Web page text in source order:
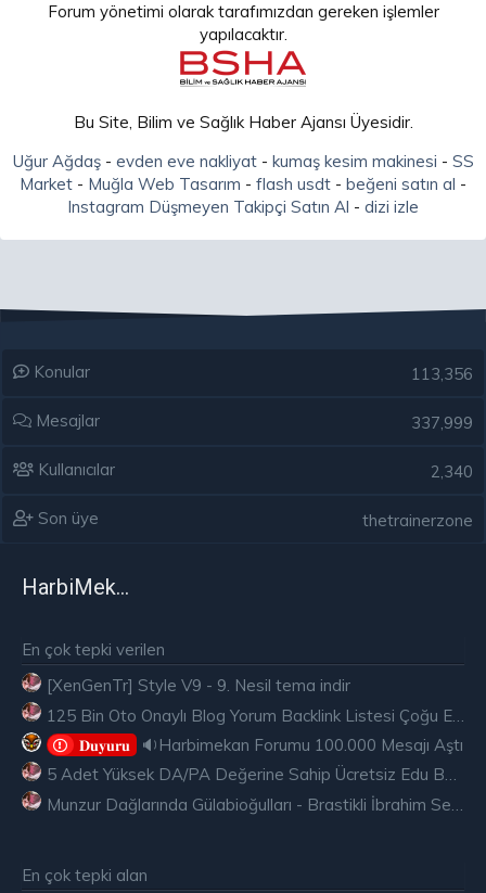
Forum yönetimi olarak tarafımızdan gereken işlemler
yapılacaktır.
Bu Site, Bilim ve Sağlık Haber Ajansı Üyesidir.
Uğur Ağdaş- evden eve nakliyat- kumaş kesim makinesi - SS
Market - Muğla Web Tasarım - flash usdt - beğeni satın al -
Instagram Düşmeyen Takipçi Satın Al - dizi izle
Konular 113,356
Mesajlar 337,999
Kullanıcılar 2,340
Son üye thetrainerzone
HarbiMekân
En çok tepki verilen
[XenGenTr] Style V9 - 9. Nesil tema indir
𝐃𝐮𝐲𝐮𝐫𝐮
🔉Harbimekan Forumu 100.000 Mesajı Aştı
5 Adet Yüksek DA/PA Değerine Sahip Ücretsiz Edu Backlink
En çok tepki alan